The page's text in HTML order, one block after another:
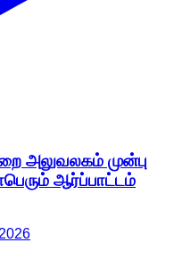
அலுவலகம் முன்பு
ஆர்ப்பாட்டம்